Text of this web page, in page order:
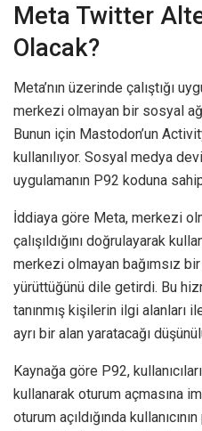
Meta Twitter
Olacak?
Meta’nın üzerinde çalıştığı
merkezi olmayan bir sosyal
Bunun için Mastodon’un
kullanılıyor. Sosyal medya
uygulamanın P92 koduna
İddiaya göre Meta, merkezi
çalışıldığını doğrulayarak
merkezi olmayan bağımsız
yürüttüğünü dile getirdi. Bu
tanınmış kişilerin ilgi alanları
ayrı bir alan yaratacağı
Kaynağa göre P92,
kullanarak oturum açmasına
oturum açıldığında